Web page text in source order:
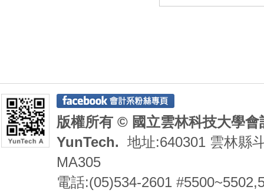
版權所有 © 國立雲林科技大學
YunTech. 地址:640301 雲林縣
MA305
電話:(05)534-2601